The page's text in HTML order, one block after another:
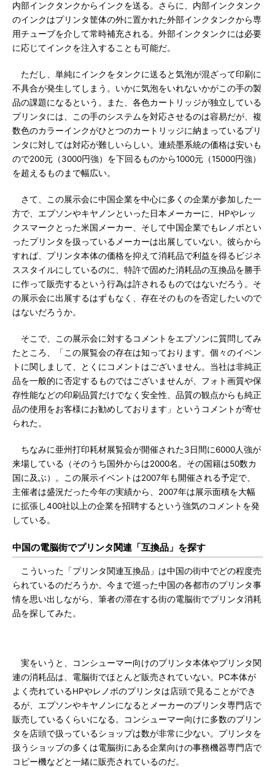
内部インクタンクからインクを送る。さらに、内部インクタンク
のインクはプリンタ筐体の外に置かれた外部インクタンクから専
用チューブを介して常時補充される。外部インクタンクには必要
に応じてインクを注入することも可能だ。
ただし、単純にインクをタンクに送ると気泡が混ざって印刷に
不具合が発生してしまう。いかに気泡をいれないかがこの手の製
品の課題になるという。また、各色カートリッジが独立している
プリンタには、この手のシステムを対応させるのは容易だが、複
数色のカラーインクがひとつのカートリッジに納まっているプリ
ンタに対しては対応が難しいらしい。連続墨系統の価格は安いも
ので200元（3000円強）を下回るものから1000元（15000円強）
を超えるものまで幅広い。
さて、この展示会に中国企業を中心に多くの企業が参加した一
方で、エプソンやキヤノンといった日本メーカーに、HPやレッ
クスマークとった米国メーカー、そして中国企業でもレノボとい
ったプリンタを扱っているメーカーは出展していない。彼らから
すれば、プリンタ本体の価格を抑えて消耗品で利益を得るビジネ
ススタイルにしているのに、特許で固めた消耗品の互換品を勝手
に作って販売するという行為は許されるものではないだろう。そ
の展示会に出展するはずもなく、存在そのものを否定したいので
はないだろうか。
そこで、この展示会に対するコメントをエプソンに質問してみ
たところ、「この展覧会の存在は知っております。個々のイベン
トに関しまして、とくにコメントはございません。当社は非純正
品を一般的に否定するものではございませんが、フォト画質や保
存性能などの印刷品質だけでなく安全性、品質の観点からも純正
品の使用をお客様にお勧めしております」というコメントが寄せ
られた。
ちなみに亜州打印耗材展覧会が開催された3日間に6000人強が
来場している（そのうち国外からは2000名。その国籍は50数カ
国に及ぶ）。この展示イベントは2007年も開催される予定で、
主催者は盛況だった今年の実績から、2007年は展示面積を大幅
に拡張し400社以上の企業を招聘するという強気のコメントを発
している。
中国の電脳街でプリンタ関連「互換品」を探す
こういった「プリンタ関連互換品」は中国の街中でどの程度売
られているのだろうか。今まで巡った中国の各都市のプリンタ事
情を思い出しながら、筆者の滞在する街の電脳街でプリンタ消耗
品を探してみた。
実をいうと、コンシューマー向けのプリンタ本体やプリンタ関
連の消耗品は、電脳街でほとんど販売されていない。PC本体が
よく売れているHPやレノボのプリンタは店頭で見ることができ
るが、エプソンやキヤノンになるとメーカーのプリンタ専門店で
販売しているくらいになる。コンシューマー向けに多数のプリン
タを店頭で扱っているショップは数が非常に少ない。プリンタを
扱うショップの多くは電脳街にある企業向けの事務機器専門店で
コピー機などと一緒に販売されているのだ。